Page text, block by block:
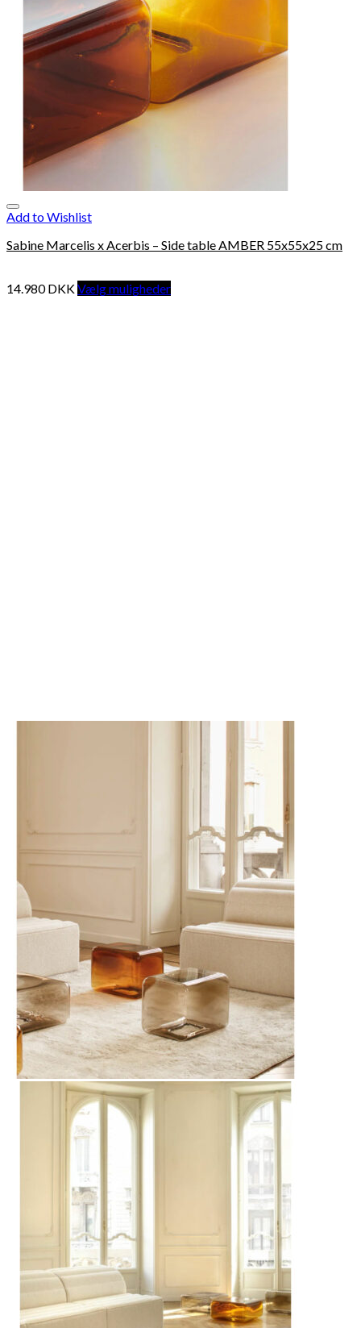
Add to Wishlist
Sabine Marcelis x Acerbis – Side table AMBER 55x55x25 cm
14.980DKKVælg muligheder